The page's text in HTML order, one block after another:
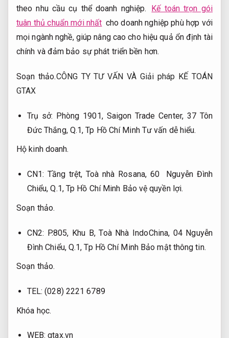
theo nhu cầu cụ thể doanh nghiệp.
Kế toán trọn gói
tuân thủ chuẩn mới nhất cho doanh nghiệp phù hợp với
mọi ngành nghề, giúp nâng cao cho hiệu quả ổn định tài
chính và đảm bảo sự phát triển bền hơn.
Soạn thảo.CÔNG TY TƯ VẤN VÀ Giải pháp KẾ TOÁN
GTAX
Trụ sở: Phòng 1901, Saigon Trade Center, 37 Tôn
Đức Thắng, Q.1, Tp Hồ Chí Minh Tư vấn dễ hiểu.
Hộ kinh doanh.
CN1: Tầng trệt, Toà nhà Rosana, 60 Nguyễn Đình
Chiểu, Q.1, Tp Hồ Chí Minh Bảo vệ quyền lợi.
Soạn thảo.
CN2: P.805, Khu B, Toà Nhà IndoChina, 04 Nguyễn
Đình Chiểu, Q.1, Tp Hồ Chí Minh Bảo mật thông tin.
Soạn thảo.
TEL: (028) 2221 6789
Khóa học.
WEB: gtax.vn